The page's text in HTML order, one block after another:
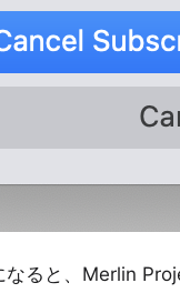
なると、Merlin